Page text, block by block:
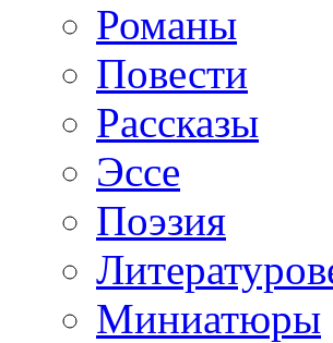
Романы
Повести
Рассказы
Эссе
Поэзия
Миниатюры